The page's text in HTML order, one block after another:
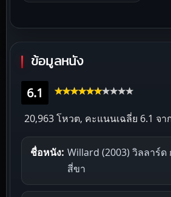
ข้อมูลหนัง
6.1
20,963 โหวต, คะแนนเฉลี่ย 6.1 จา
ชื่อหนัง: Willard (2003) วิลลาร์
สี่ขา